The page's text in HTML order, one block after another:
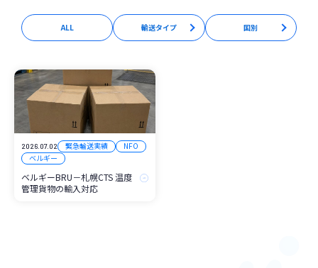
ALL 輸送タイプ 国別
2026.07.02 緊急輸送実績
NFO
ベルギー
ベルギーBRU－札幌CTS 温度
管理貨物の輸入対応